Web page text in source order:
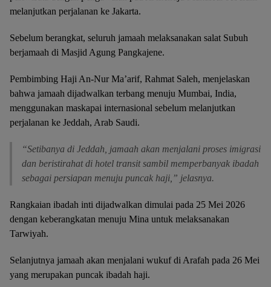
melanjutkan perjalanan ke Jakarta.
Sebelum berangkat, seluruh jamaah melaksanakan salat Subuh
berjamaah di Masjid Agung Pangkajene.
Pembimbing Haji An-Nur Ma’arif, Rahmat Saleh, menjelaskan
bahwa jamaah dijadwalkan terbang menuju Mumbai, India,
menggunakan maskapai internasional sebelum melanjutkan
perjalanan ke Jeddah, Arab Saudi.
“Setibanya di Jeddah, jamaah akan menjalani proses imigrasi
dan beristirahat di hotel transit sambil memperbanyak ibadah
sebagai persiapan menuju puncak haji,” jelasnya.
Rangkaian ibadah inti dijadwalkan dimulai pada 25 Mei 2026
dengan keberangkatan menuju Mina untuk melaksanakan
Tarwiyah.
Selanjutnya jamaah akan menjalani wukuf di Arafah pada 26 Mei
yang merupakan puncak ibadah haji.